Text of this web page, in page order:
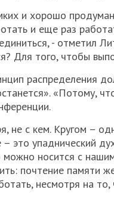
и хорошо
и еще раз
- отметил
Для того, чтобы
распределения
«Потому,
не с кем. Кругом –
это упаднический
можно носится с
почтение памяти
несмотря на